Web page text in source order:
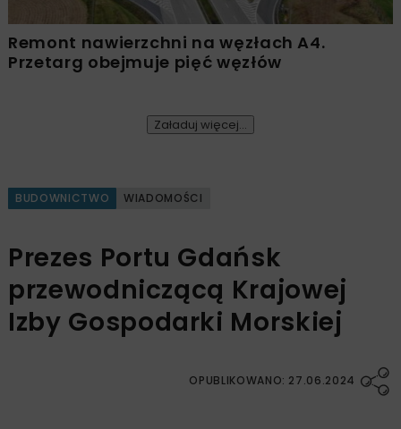
Remont nawierzchni na węzłach A4.
Przetarg obejmuje pięć węzłów
Załaduj więcej...
BUDOWNICTWO WIADOMOŚCI
Prezes Portu Gdańsk
przewodniczącą Krajowej
Izby Gospodarki Morskiej
OPUBLIKOWANO: 27.06.2024